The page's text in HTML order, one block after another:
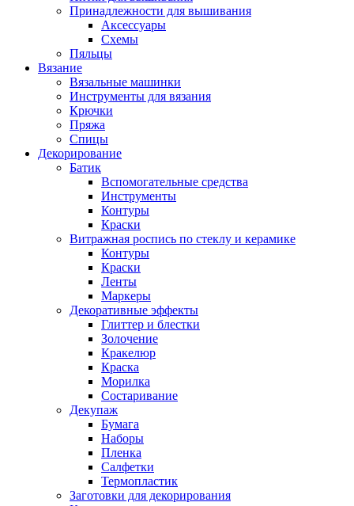
Принадлежности для вышивания
Аксессуары
Схемы
Пяльцы
Вязание
Вязальные машинки
Инструменты для вязания
Крючки
Пряжа
Спицы
Декорирование
Батик
Вспомогательные средства
Инструменты
Контуры
Краски
Витражная роспись по стеклу и керамике
Контуры
Краски
Ленты
Маркеры
Декоративные эффекты
Глиттер и блестки
Золочение
Кракелюр
Краска
Морилка
Состаривание
Декупаж
Бумага
Наборы
Пленка
Салфетки
Термопластик
Заготовки для декорирования